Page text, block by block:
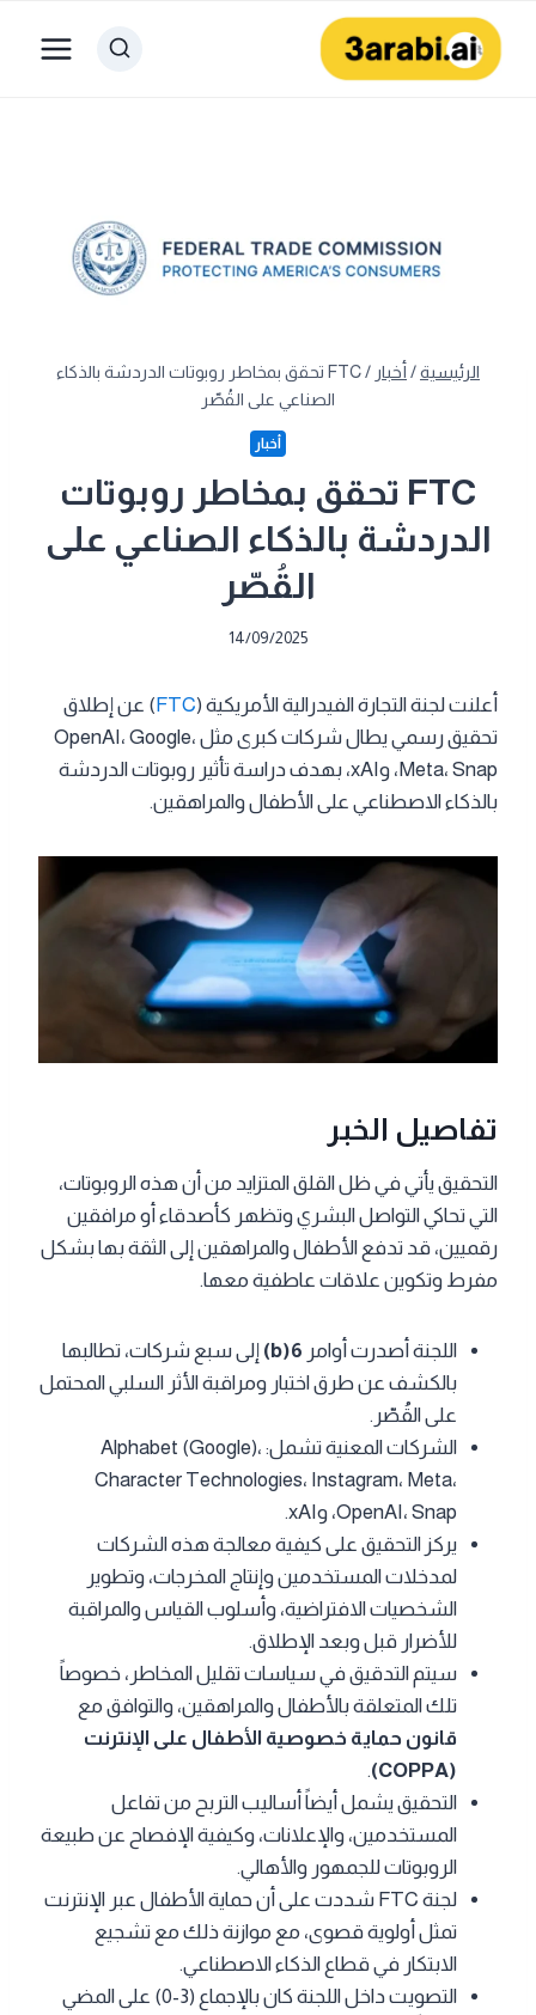
المحتوى
الرئيسية/ أخبار /
FTC تحقق بمخاطر روبوتات الدردشة بالذكاء
الصناعي على القُصّر
أخبار
FTC تحقق بمخاطر روبوتات
الدردشة بالذكاء الصناعي على
القُصّر
14/09/2025
أعلنت لجنة التجارة الفيدرالية الأمريكية (FTC) عن إطلاق
تحقيق رسمي يطال شركات كبرى مثل OpenAI، Google،
Meta، Snap، وxAI، بهدف دراسة تأثير روبوتات الدردشة
بالذكاء الاصطناعي على الأطفال والمراهقين.
تفاصيل الخبر
التحقيق يأتي في ظل القلق المتزايد من أن هذه الروبوتات،
التي تحاكي التواصل البشري وتظهر كأصدقاء أو مرافقين
رقميين، قد تدفع الأطفال والمراهقين إلى الثقة بها بشكل
مفرط وتكوين علاقات عاطفية معها.
اللجنة أصدرت أوامر 6(b)
إلى سبع شركات، تطالبها
بالكشف عن طرق اختبار ومراقبة الأثر السلبي المحتمل
على القُصّر.
الشركات المعنية تشمل: Alphabet (Google)،
Character Technologies، Instagram، Meta،
OpenAI، Snap، وxAI.
يركز التحقيق على كيفية معالجة هذه الشركات
لمدخلات المستخدمين وإنتاج المخرجات، وتطوير
الشخصيات الافتراضية، وأسلوب القياس والمراقبة
للأضرار قبل وبعد الإطلاق.
سيتم التدقيق في سياسات تقليل المخاطر، خصوصاً
تلك المتعلقة بالأطفال والمراهقين، والتوافق مع
قانون حماية خصوصية الأطفال على الإنترنت
(COPPA)
.
التحقيق يشمل أيضاً أساليب التربح من تفاعل
المستخدمين، والإعلانات، وكيفية الإفصاح عن طبيعة
الروبوتات للجمهور والأهالي.
لجنة FTC شددت على أن حماية الأطفال عبر الإنترنت
تمثل أولوية قصوى، مع موازنة ذلك مع تشجيع
الابتكار في قطاع الذكاء الاصطناعي.
التصويت داخل اللجنة كان بالإجماع (3-0) على المضي